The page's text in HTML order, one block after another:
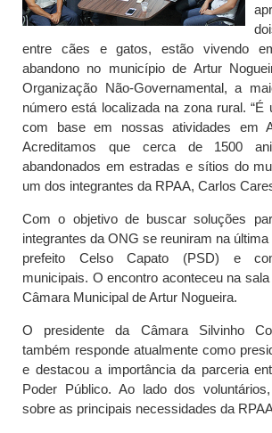
entre cães e gatos, estão vivendo
abandono no município de Artur
Organização Não-Governamental, a
número está localizada na zona rural. “É
com base em nossas atividades em
Acreditamos que cerca de 1500
abandonados em estradas e sítios do
um dos integrantes da RPAA, Carlos
Com o objetivo de buscar soluções
integrantes da ONG se reuniram na
prefeito Celso Capato (PSD) e
municipais. O encontro aconteceu na
Câmara Municipal de Artur Nogueira.
O presidente da Câmara Silvinho
também responde atualmente como
e destacou a importância da parceria
Poder Público. Ao lado dos
sobre as principais necessidades da